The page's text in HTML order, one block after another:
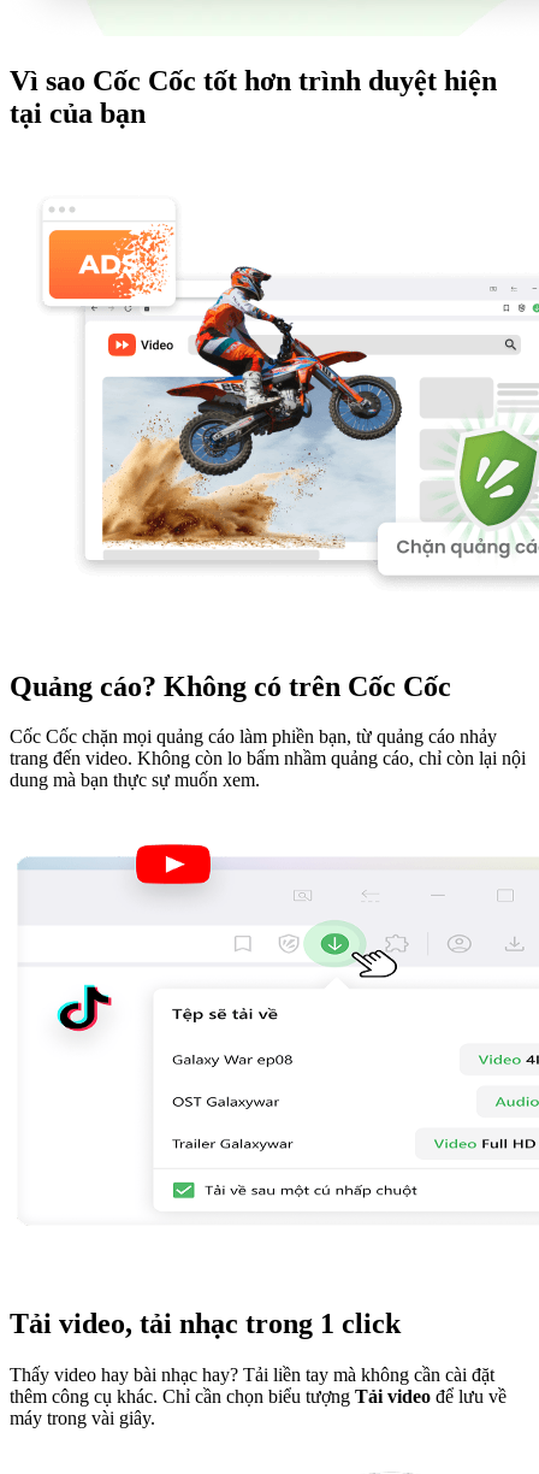
Vì sao Cốc Cốc tốt hơn trình duyệt hiện
tại của bạn
Quảng cáo? Không có trên Cốc Cốc
Cốc Cốc chặn mọi quảng cáo làm phiền bạn, từ quảng cáo nhảy
trang đến video. Không còn lo bấm nhầm quảng cáo, chỉ còn lại nội
dung mà bạn thực sự muốn xem.
Tải video, tải nhạc trong 1 click
Thấy video hay bài nhạc hay? Tải liền tay mà không cần cài đặt
thêm công cụ khác. Chỉ cần chọn biểu tượng Tải video để lưu về
máy trong vài giây.